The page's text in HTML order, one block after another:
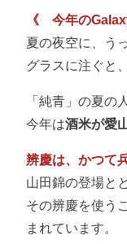
《 今年の
夏の夜空に、う
グラスに注ぐと
「純青」の夏の
今年は酒米が愛
辨慶は、かつて
山田錦の登場と
その辨慶を使う
まれています。